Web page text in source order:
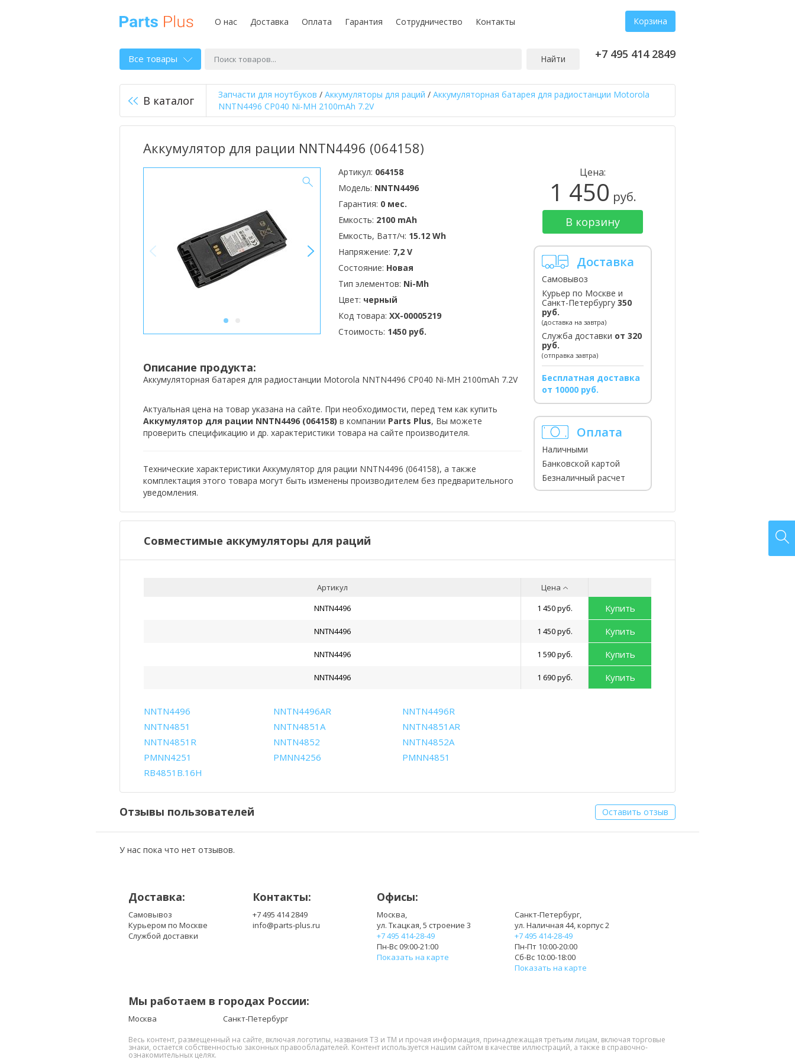
О нас Доставка Оплата Гарантия Сотрудничество Контакты Корзина
Все товары Найти +7 495 414 2849
В каталог Запчасти для ноутбуков / Аккумуляторы для раций / Аккумуляторная батарея для радиостанции Motorola
NNTN4496 CP040 Ni-MH 2100mAh 7.2V
Аккумулятор для рации NNTN4496 (064158)
1
Артикул: 064158
Модель: NNTN4496
Гарантия: 0 мес.
Емкость: 2100 mAh
Емкость, Ватт/ч: 15.12 Wh
Напряжение: 7,2 V
Состояние: Новая
Тип элементов: Ni-Mh
Цвет: черный
Код товара: XX-00005219
Стоимость: 1450 руб.
Описание продукта:
Аккумуляторная батарея для радиостанции Motorola NNTN4496 CP040 Ni-MH 2100mAh 7.2V
Актуальная цена на товар указана на сайте. При необходимости, перед тем как купить
Аккумулятор для рации NNTN4496 (064158) в компании Parts Plus, Вы можете
проверить спецификацию и др. характеристики товара на сайте производителя.
Технические характеристики Аккумулятор для рации NNTN4496 (064158), а также
комплектация этого товара могут быть изменены производителем без предварительного
уведомления.
Цена:
1 450 руб.
В корзину
Доставка
Самовывоз
Курьер по Москве и
Санкт-Петербургу 350
руб.
(доставка на завтра)
Служба доставки от 320
руб.
(отправка завтра)
Бесплатная доставка
от 10000 руб.
Оплата
Наличными
Банковской картой
Безналичный расчет
Совместимые аккумуляторы для раций
Артикул
Цена
NNTN4496
1 450 руб. Купить
NNTN4496 1 450 руб. Купить
NNTN4496 1 590 руб. Купить
NNTN4496 1 690 руб. Купить
NNTN4496 NNTN4496AR
NNTN4496R
NNTN4851
NNTN4851A
NNTN4851AR
NNTN4851R
NNTN4852
NNTN4852A
PMNN4251
PMNN4256
PMNN4851
RB4851B.16H
Отзывы пользователей Оставить отзыв
У нас пока что нет отзывов.
Доставка:
Самовывоз
Курьером по Москве
Службой доставки
Контакты:
+7 495 414 2849
info@parts-plus.ru
Офисы:
Москва,
ул. Ткацкая, 5 строение 3
+7 495 414-28-49
Пн-Вс 09:00-21:00
Показать на карте
Санкт-Петербург,
ул. Наличная 44, корпус 2
+7 495 414-28-49
Пн-Пт 10:00-20:00
Сб-Вс 10:00-18:00
Показать на карте
Мы работаем в городах России:
Москва Санкт-Петербург
Весь контент, размещенный на сайте, включая логотипы, названия ТЗ и ТМ и прочая информация, принадлежащая третьим лицам, включая торговые
знаки, остается собственностью законных правообладателей. Контент используется нашим сайтом в качестве иллюстраций, а также в справочно-
ознакомительных целях.